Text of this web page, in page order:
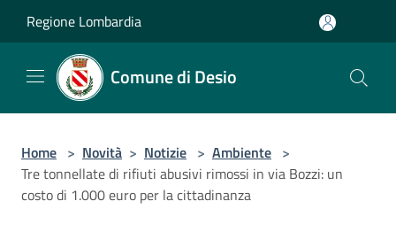
Regione Lombardia
Comune di Desio
Home > Novità > Notizie > Ambiente >
Tre tonnellate di rifiuti abusivi rimossi in via Bozzi: un
costo di 1.000 euro per la cittadinanza